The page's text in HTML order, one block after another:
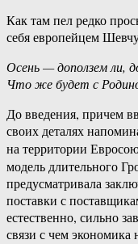
Как там пел редко
себя европейцем
Осень — доползем ли,
Что же будет с
До введения, причем
своих деталях
на территории
модель длительного
предусматривала
поставки с
естественно, сильно
связи с чем экономика